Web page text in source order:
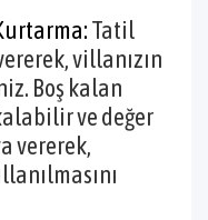
Tatil
villanızın
Boş kalan
ve değer
vererek,